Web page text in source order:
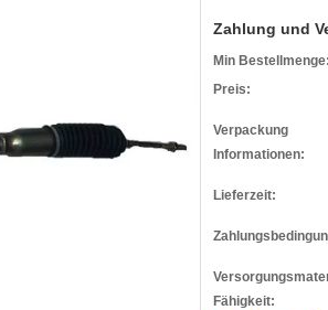
Zahlung und
Min Bestellmenge:
Preis:
Verpackung
Informationen:
Lieferzeit:
Fähigkeit: